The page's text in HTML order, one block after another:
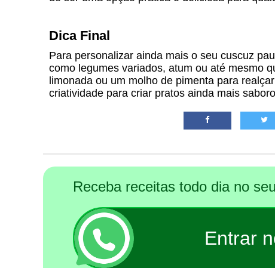
Dica Final
Para personalizar ainda mais o seu cuscuz
como legumes variados, atum ou até mesmo
limonada ou um molho de pimenta para
criatividade para criar pratos ainda mais
Receba receitas todo dia no
Entrar